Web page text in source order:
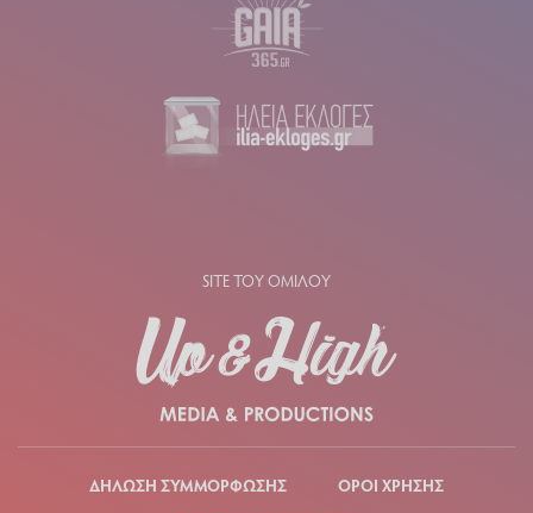
SITE ΤΟΥ ΟΜΙΛΟΥ
ΔΗΛΩΣΗ ΣΥΜΜΟΡΦΩΣΗΣ
ΟΡΟΙ ΧΡΗΣΗΣ